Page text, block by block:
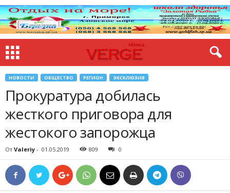
НОВОСТИ ОБЩЕСТВО РЕГИОН ЭКСКЛЮЗИВ
Прокуратура добилась
жесткого приговора для
жестокого запорожца
От Valeriy - 01.05.2019 809 0